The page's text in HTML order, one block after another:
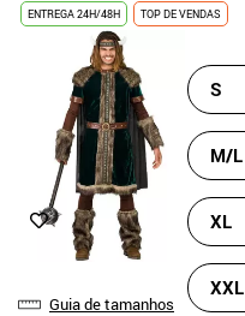
ENTREGA 24H/48H TOP DE VENDAS
Guia de tamanhos
S
M/L
XL
XXL